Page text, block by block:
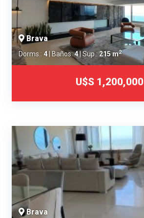
Brava
Dorms.: 4 | Baños:4 | Sup.: 215 m2
U$S 1,200,000
Brava